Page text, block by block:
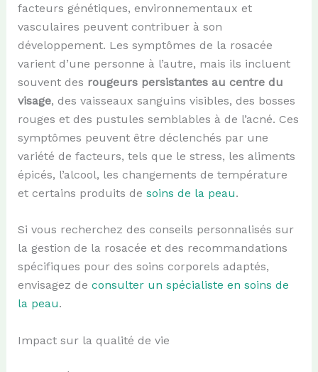
facteurs génétiques, environnementaux et
vasculaires peuvent contribuer à son
développement. Les symptômes de la rosacée
varient d’une personne à l’autre, mais ils incluent
souvent des rougeurs persistantes au centre du
visage, des vaisseaux sanguins visibles, des bosses
rouges et des pustules semblables à de l’acné. Ces
symptômes peuvent être déclenchés par une
variété de facteurs, tels que le stress, les aliments
épicés, l’alcool, les changements de température
et certains produits de soins de la peau.
Si vous recherchez des conseils personnalisés sur
la gestion de la rosacée et des recommandations
spécifiques pour des soins corporels adaptés,
envisagez de consulter un spécialiste en soins de
la peau.
Impact sur la qualité de vie